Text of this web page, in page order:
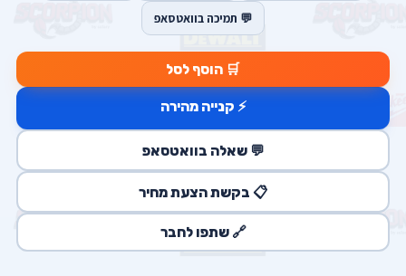
💬 תמיכה בוואטסאפ
🛒 הוסף לסל
⚡ קנייה מהירה
💬 שאלה בוואטסאפ
📋 בקשת הצעת מחיר
🔗 שתפו לחבר